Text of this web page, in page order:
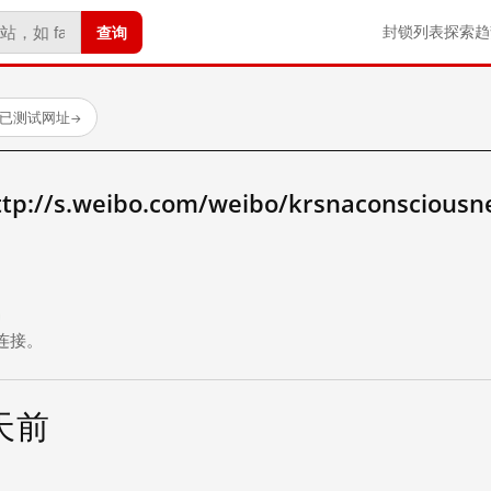
查询 封锁列表探索
测试网址→
s.weibo.com/weibo/
。
前